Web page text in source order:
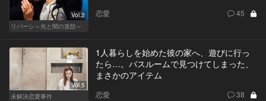
Vol.2
リバーシ～光と闇の攻防～
恋愛 45
Vol.5
未解決恋愛事件
1人暮らしを始めた彼の家へ、遊びに行っ
たら…。バスルームで見つけてしまった、
まさかのアイテム
恋愛 38